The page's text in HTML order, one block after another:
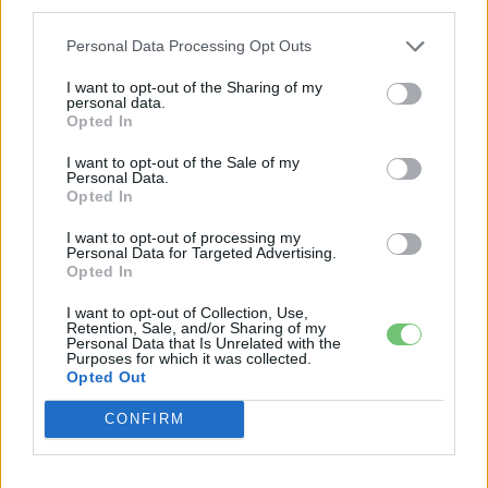
Personal Data Processing Opt Outs
I want to opt-out of the Sharing of my
personal data.
Opted In
I want to opt-out of the Sale of my
Personal Data.
Opted In
I want to opt-out of processing my
Personal Data for Targeted Advertising.
Opted In
I want to opt-out of Collection, Use,
Retention, Sale, and/or Sharing of my
Personal Data that Is Unrelated with the
Purposes for which it was collected.
Opted Out
CONFIRM
KAPCSOLÓDÓ CIKKEK TÖBB A SZERZŐTŐL
Akkumulátor
2027-es szilárdtest-akkumulátor-
Hivatalos papírokban bukkant fel a
végsebesség is
Elektromos
Supercharger-hálózaton